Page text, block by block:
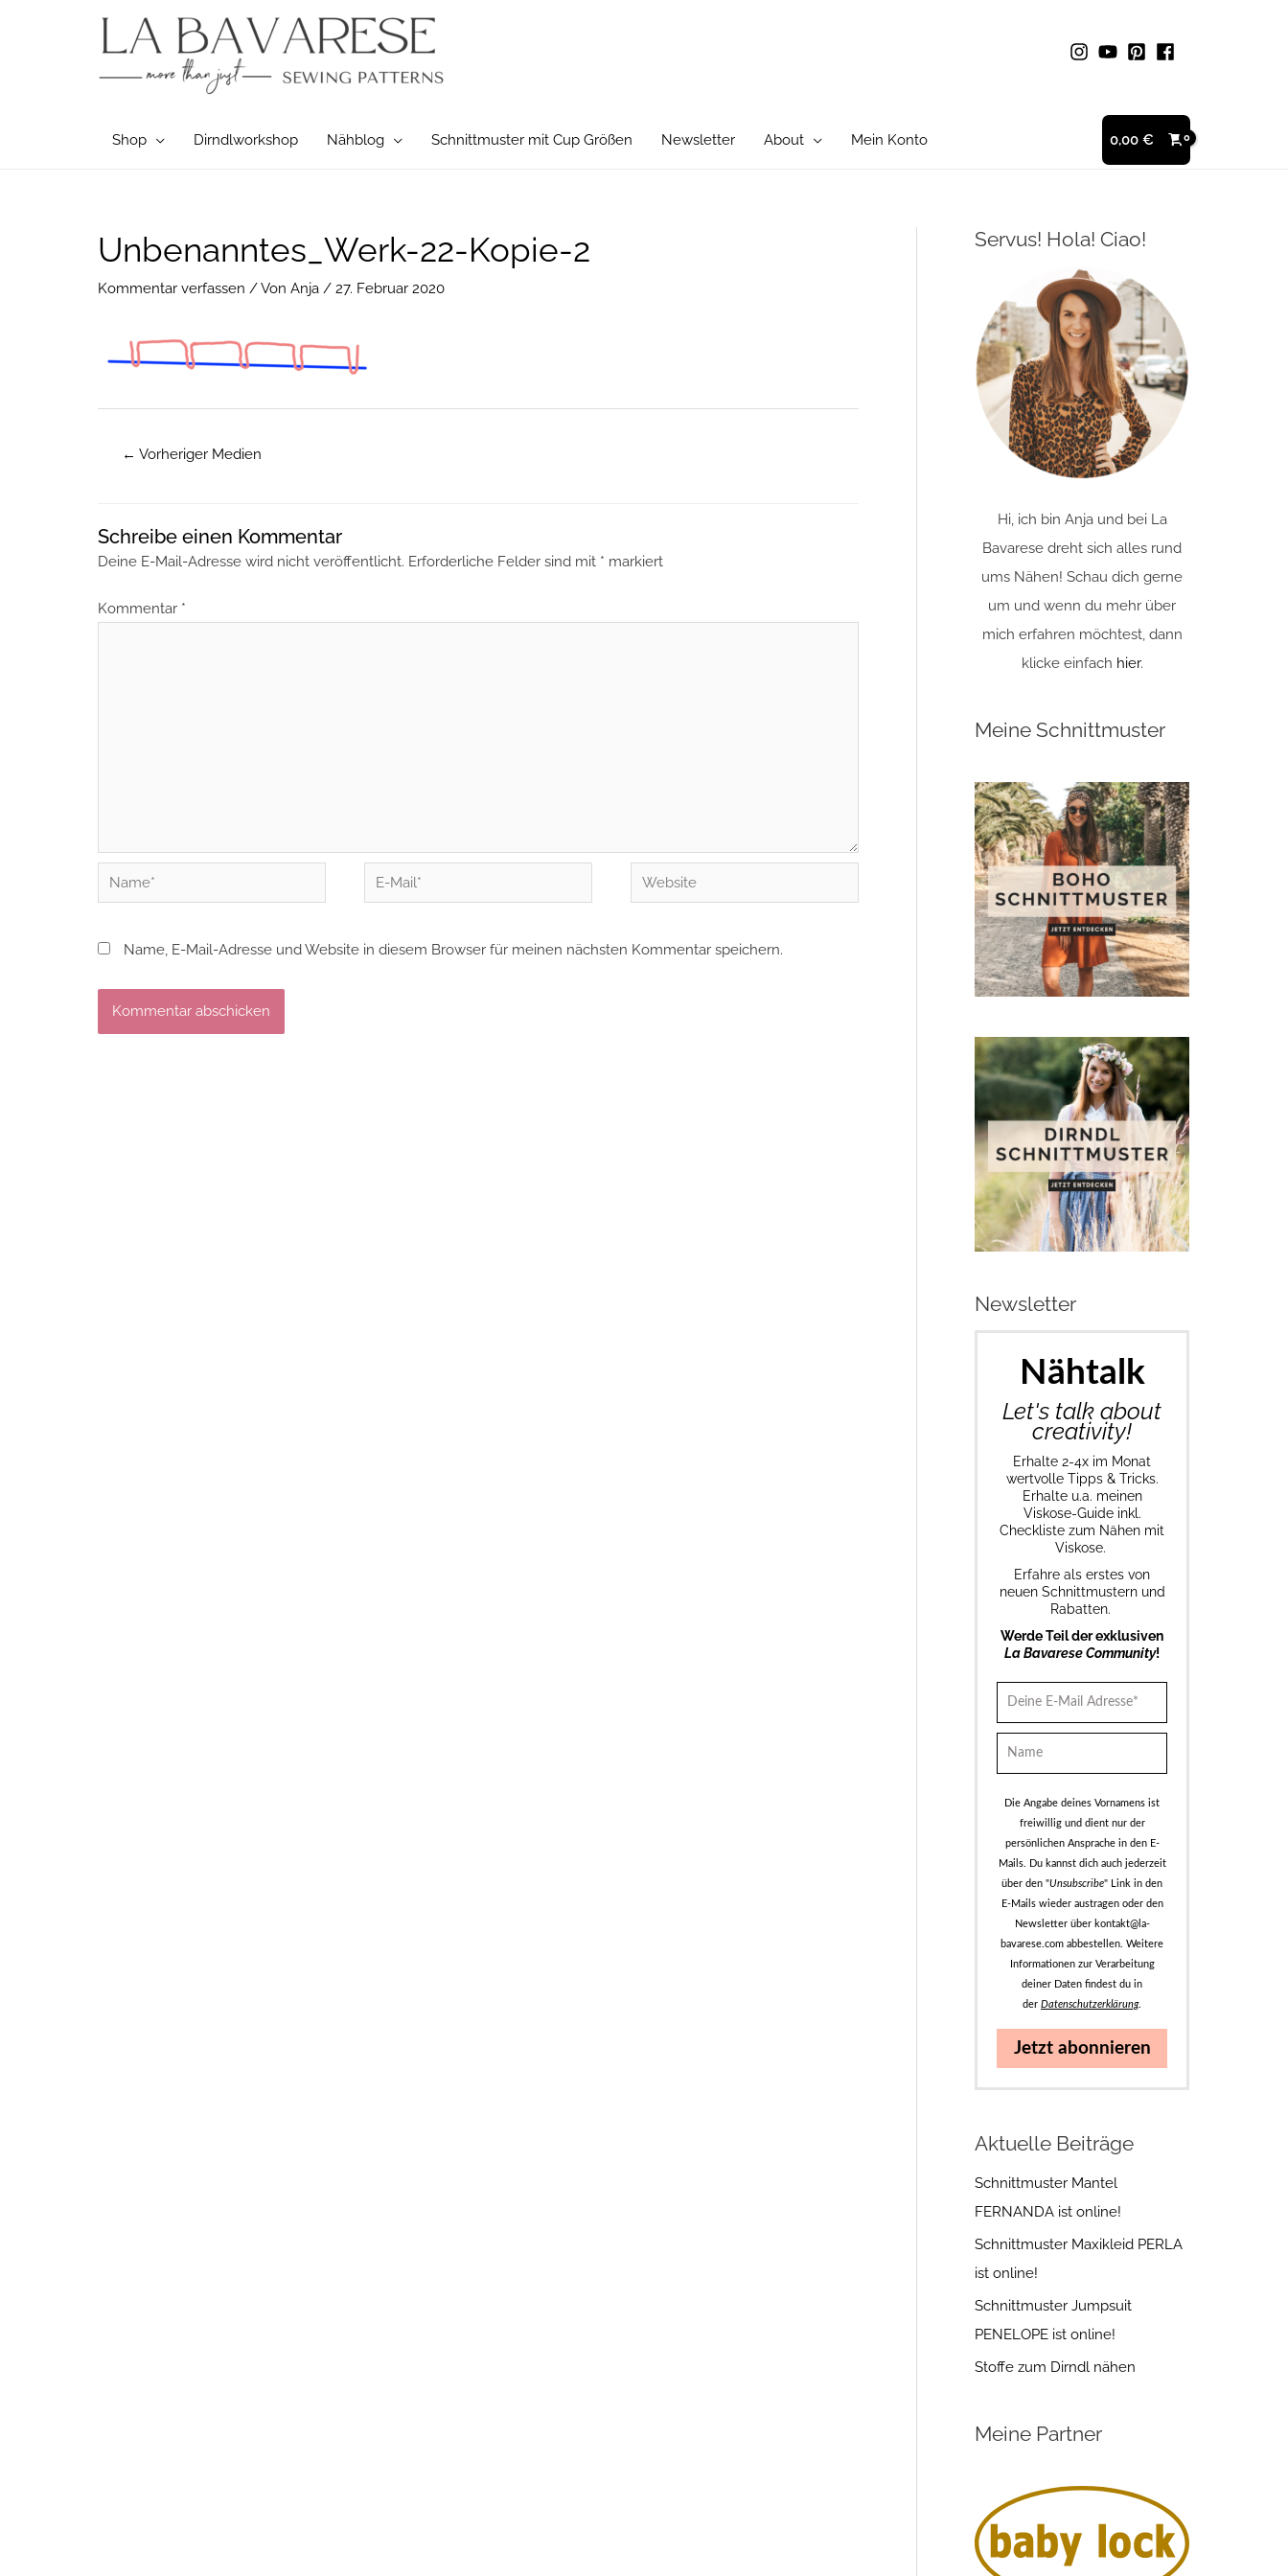
Shop Dirndlworkshop Nähblog Schnittmuster mit Cup Größen Newsletter About Mein Konto 0,00 €
Unbenanntes_Werk-22-Kopie-2
Kommentar verfassen / Von Anja / 27. Februar 2020
Post
navigation
← Vorheriger Medien
Schreibe einen Kommentar
Deine E-Mail-Adresse wird nicht veröffentlicht. Erforderliche Felder sind mit * markiert
Kommentar *
Name*
E-
Mail*
Website
Name, E-Mail-Adresse und Website in diesem Browser für meinen nächsten Kommentar speichern.
Servus! Hola! Ciao!
Hi, ich bin Anja und bei La
Bavarese dreht sich alles rund
ums Nähen! Schau dich gerne
um und wenn du mehr über
mich erfahren möchtest, dann
klicke einfach hier.
Meine Schnittmuster
Newsletter
Nähtalk
Let's talk about
creativity!
Erhalte 2-4x im Monat
wertvolle Tipps & Tricks.
Erhalte u.a. meinen
Viskose-Guide inkl.
Checkliste zum Nähen mit
Viskose.
Erfahre als erstes von
neuen Schnittmustern und
Rabatten.
Werde Teil der exklusiven
La Bavarese Community!
Die Angabe deines Vornamens ist
freiwillig und dient nur der
persönlichen Ansprache in den E-
Mails. Du kannst dich auch jederzeit
über den "Unsubscribe" Link in den
E-Mails wieder austragen oder den
Newsletter über kontakt@la-
bavarese.com abbestellen. Weitere
Informationen zur Verarbeitung
deiner Daten findest du in
der Datenschutzerklärung.
Jetzt abonnieren
Aktuelle Beiträge
Schnittmuster Mantel
FERNANDA ist online!
Schnittmuster Maxikleid PERLA
ist online!
Schnittmuster Jumpsuit
PENELOPE ist online!
Stoffe zum Dirndl nähen
Meine Partner